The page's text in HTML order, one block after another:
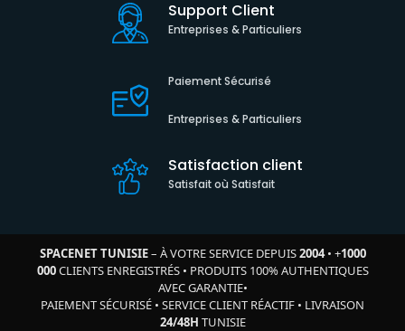
Support Client
Entreprises & Particuliers
Paiement Sécurisé
Entreprises & Particuliers
Satisfaction client
Satisfait où Satisfait
SPACENET TUNISIE– À VOTRE SERVICE DEPUIS2004• +1000
000CLIENTS ENREGISTRÉS• PRODUITS 100% AUTHENTIQUES
AVEC GARANTIE•
PAIEMENT SÉCURISÉ • SERVICE CLIENT RÉACTIF • LIVRAISON
24/48H TUNISIE